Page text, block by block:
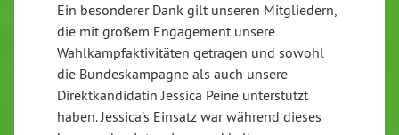
Ein besonderer Dank gilt unseren Mitgliedern,
die mit großem Engagement unsere
Wahlkampfaktivitäten getragen und sowohl
die Bundeskampagne als auch unsere
Direktkandidatin Jessica Peine unterstützt
haben. Jessica’s Einsatz war während dieses